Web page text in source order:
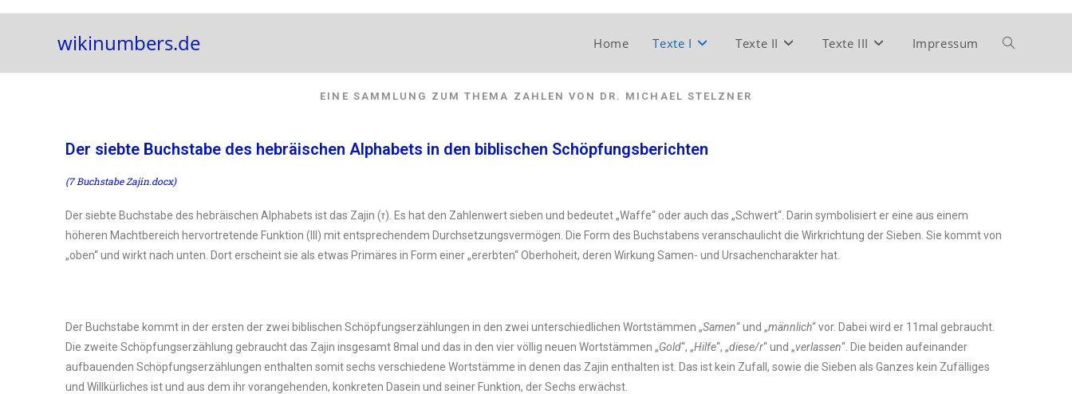
wikinumbers.de Home Texte I Texte II Texte III Impressum
EINE SAMMLUNG ZUM THEMA ZAHLEN VON DR. MICHAEL STELZNER
Der siebte Buchstabe des hebräischen Alphabets in den biblischen Schöpfungsberichten
(7 Buchstabe Zajin.docx)
Der siebte Buchstabe des hebräischen Alphabets ist das Zajin (ז). Es hat den Zahlenwert sieben und bedeutet „Waffe“ oder auch das „Schwert“. Darin symbolisiert er eine aus einem
höheren Machtbereich hervortretende Funktion (III) mit entsprechendem Durchsetzungsvermögen. Die Form des Buchstabens veranschaulicht die Wirkrichtung der Sieben. Sie kommt von
„oben“ und wirkt nach unten. Dort erscheint sie als etwas Primäres in Form einer „ererbten“ Oberhoheit, deren Wirkung Samen- und Ursachencharakter hat.
Der Buchstabe kommt in der ersten der zwei biblischen Schöpfungserzählungen in den zwei unterschiedlichen Wortstämmen „Samen“ und „männlich“ vor. Dabei wird er 11mal gebraucht.
Die zweite Schöpfungserzählung gebraucht das Zajin insgesamt 8mal und das in den vier völlig neuen Wortstämmen „Gold“, „Hilfe“, „diese/r“ und „verlassen“. Die beiden aufeinander
aufbauenden Schöpfungserzählungen enthalten somit sechs verschiedene Wortstämme in denen das Zajin enthalten ist. Das ist kein Zufall, sowie die Sieben als Ganzes kein Zufälliges
und Willkürliches ist und aus dem ihr vorangehenden, konkreten Dasein und seiner Funktion, der Sechs erwächst.